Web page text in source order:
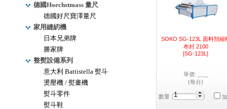
德國Hoechstmass 量尺
德國好尺寶澤量尺
家用縫紉機
日本兄弟牌
勝家牌
整熨設備系列
意大利 Battistella 熨斗
燙壓機 / 熨畫機
熨斗零件
熨斗鞋
SOKO SG-123L 面料預縮
布封 2100
[SG-123L]
單價: _.__
(每台)
數量